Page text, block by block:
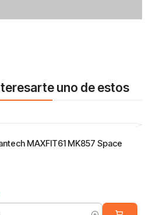
uno de estos
MAXFIT61 MK857 Space